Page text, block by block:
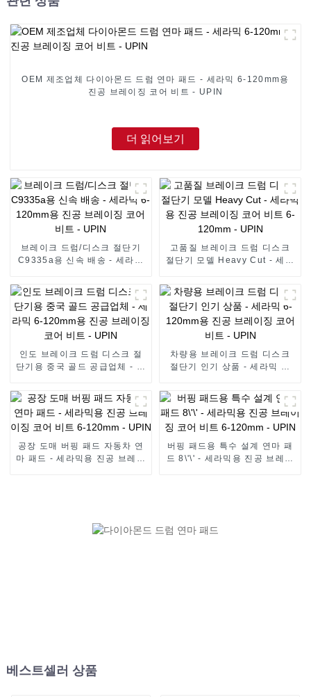
OEM 제조업체 다이아몬드 드럼 연마 패드 - 세라믹 6-120mm용
진공 브레이징 코어 비트 - UPIN
더 읽어보기
브레이크 드럼/디스크 절단기
C9335a용 신속 배송 - 세라믹
어 비트 - UPIN
고품질 브레이크 드럼 디스크
절단기 모델 Heavy Cut - 세라
6-120mm - UPIN
인도 브레이크 드럼 디스크 절
단기용 중국 골드 공급업체 - 세
징 코어 비트 - UPIN
차량용 브레이크 드럼 디스크
절단기 인기 상품 - 세라믹 6-
비트 - UPIN
공장 도매 버핑 패드 자동차 연
마 패드 - 세라믹용 진공 브레이
버핑 패드용 특수 설계 연마 패
드 8\'\' - 세라믹용 진공 브레이
베스트셀러 상품